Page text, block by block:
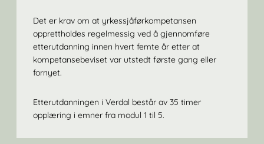
Det er krav om at yrkessjåførkompetansen
opprettholdes regelmessig ved å gjennomføre
etterutdanning innen hvert femte år etter at
kompetansebeviset var utstedt første gang eller
fornyet.
Etterutdanningen i Verdal består av 35 timer
opplæring i emner fra modul 1 til 5.